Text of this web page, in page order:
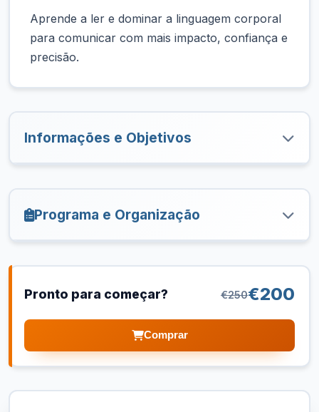
Aprende a ler e dominar a linguagem corporal
para comunicar com mais impacto, confiança e
precisão.
Informações e Objetivos
Programa e Organização
Pronto para começar? €250€200
Comprar